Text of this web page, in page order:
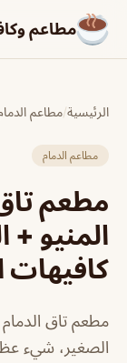
مطاعم
الرئيسية/مطاعم
مطاعم الدمام
مطعم
المنيو
كافيهات
مطعم تاق
الصغير، شيء